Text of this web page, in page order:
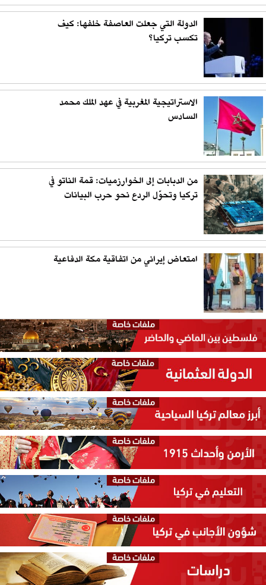
الدولة التي جعلت العاصفة خلفها: كيف
تكسب تركيا؟
الاستراتيجية المغربية في عهد الملك محمد
السادس
من الدبابات إلى الخوارزميات: قمة الناتو في
تركيا وتحوّل الردع نحو حرب البيانات
امتعاض إيراني من اتفاقية مكة الدفاعية